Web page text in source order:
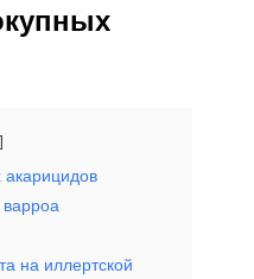
на иллертской